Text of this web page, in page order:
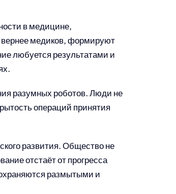
в медицине,
медиков, формируют
любуется результатами и
разумных роботов. Люди не
операций принятия
развития. Общество не
отстаёт от прогресса
размытыми и